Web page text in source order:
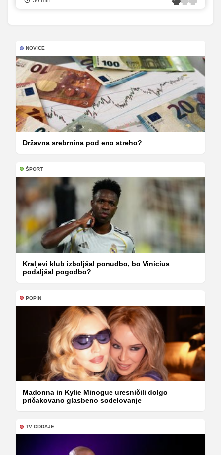
NOVICE
Državna srebrnina pod eno streho?
ŠPORT
Kraljevi klub izboljšal ponudbo, bo Vinicius
podaljšal pogodbo?
POPIN
Madonna in Kylie Minogue uresničili dolgo
pričakovano glasbeno sodelovanje
TV ODDAJE